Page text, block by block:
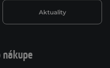
Aktuality